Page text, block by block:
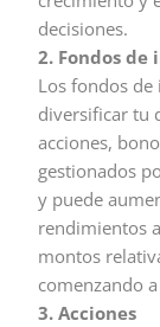
decisiones.
2. Fondos de
Los fondos de
diversificar tu
acciones,
gestionados
y puede
rendimientos
montos
comenzando
3. Acciones